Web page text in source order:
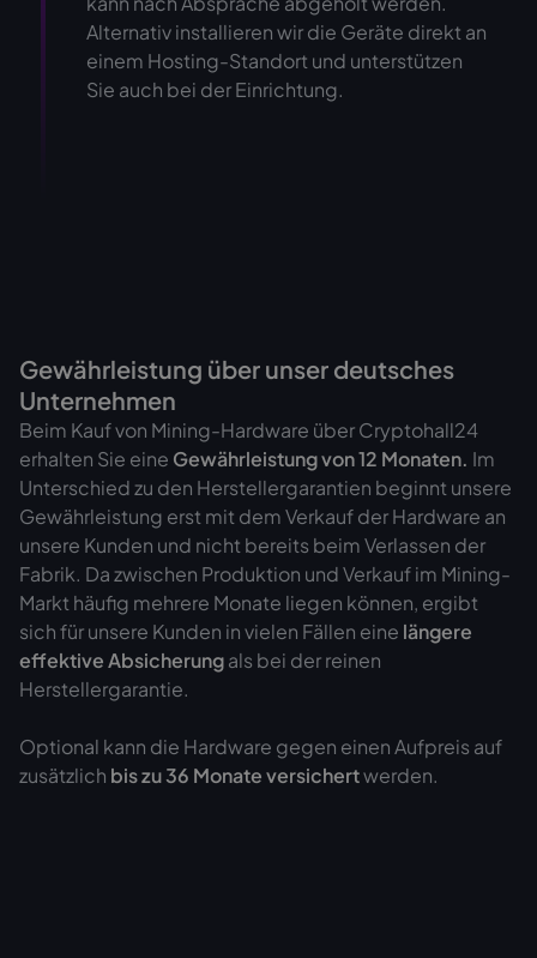
Alternativ installieren wir die Geräte direkt an
einem Hosting-Standort und unterstützen
Sie auch bei der Einrichtung.
Gewährleistung über unser deutsches
Unternehmen
Beim Kauf von Mining-Hardware über Cryptohall24
erhalten Sie eine Gewährleistung von12 Monaten. Im
Unterschied zu den Herstellergarantien beginnt unsere
Gewährleistung erst mit dem Verkauf der Hardware an
unsere Kunden und nicht bereits beim Verlassen der
Fabrik. Da zwischen Produktion und Verkauf im Mining-
Markt häufig mehrere Monate liegen können, ergibt
sich für unsere Kunden in vielen Fällen eine längere
effektive Absicherungals bei der reinen
Herstellergarantie.
Optional kann die Hardware gegen einen Aufpreis auf
zusätzlich bis zu 36 Monate versichertwerden.